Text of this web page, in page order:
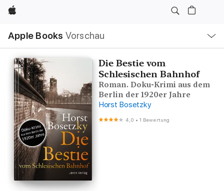
Apple
Apple Books Vorschau
Navigation
Menü
öffnen
Die Bestie vom
Schlesischen Bahnhof
Roman. Doku-Krimi aus dem
Berlin der 1920er Jahre
Horst Bosetzky
4,0 •1 Bewertung